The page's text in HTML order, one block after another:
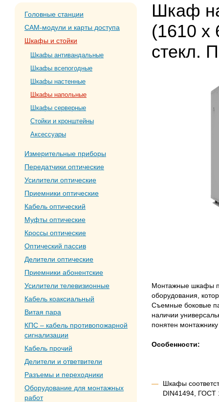
Головные станции
CAM-модули и карты доступа
Шкафы и стойки
Шкафы антивандальные
Шкафы всепогодные
Шкафы настенные
Шкафы напольные
Шкафы серверные
Стойки и кронштейны
Аксессуары
Измерительные приборы
Передатчики оптические
Усилители оптические
Приемники оптические
Кабель оптический
Муфты оптические
Кроссы оптические
Оптический пассив
Делители оптические
Приемники абонентские
Усилители телевизионные
Кабель коаксиальный
Витая пара
КПС – кабель противопожарной
сигнализации
Кабель прочий
Делители и ответвители
Разъемы и переходники
Оборудование для монтажных
работ
Шкаф
(1610 х
стекл.
Монтажные шкафы
оборудования,
Съемные боковые
наличии
понятен
Особенности:
Шкафы
DIN41494, ГОСТ